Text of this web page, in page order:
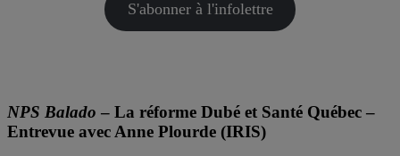
S'abonner à l'infolettre
NPS Balado – La réforme Dubé et Santé Québec –
Entrevue avec Anne Plourde (IRIS)